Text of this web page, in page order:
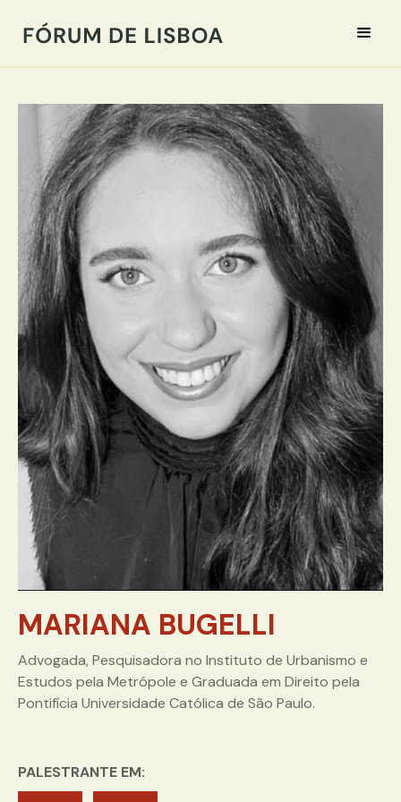
MARIANA BUGELLI
Advogada, Pesquisadora no Instituto de Urbanismo e
Estudos pela Metrópole e Graduada em Direito pela
Pontifícia Universidade Católica de São Paulo.
PALESTRANTE EM: